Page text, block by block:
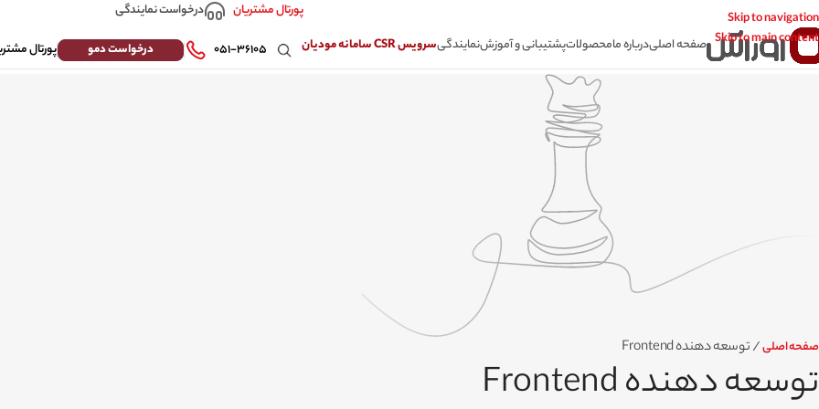
Skip to navigation
Skip to main content
پورتال مشتریان
درخواست نمایندگی
صفحه اصلیدرباره مامحصولاتپشتیبانی و آموزشنمایندگیسرویس CSR سامانه مودیان ۰۵۱-۳۶۱۰۵ درخواست دمو پورتال
صفحه اصلی/توسعه دهنده Frontend
توسعه دهنده Frontend